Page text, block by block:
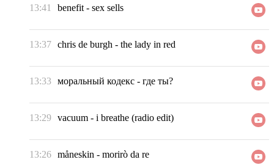
13:41 benefit - sex sells
13:37 chris de burgh - the lady in red
13:33 моральный кодекс - где ты?
13:29 vacuum - i breathe (radio edit)
13:26 måneskin - morirò da re